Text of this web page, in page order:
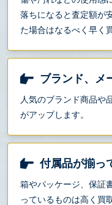
落ちになると査定額が
た場合はなるべく早く
ブランド、メ
人気のブランド商品や
がアップします。
付属品が揃っ
箱やパッケージ、保証
っているものは高く買